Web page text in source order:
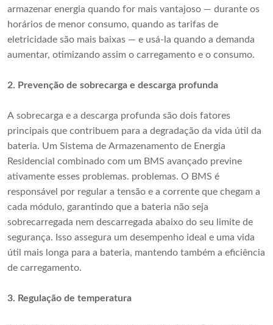
armazenar energia quando for mais vantajoso — durante os
horários de menor consumo, quando as tarifas de
eletricidade são mais baixas — e usá-la quando a demanda
aumentar, otimizando assim o carregamento e o consumo.
2. Prevenção de sobrecarga e descarga profunda
A sobrecarga e a descarga profunda são dois fatores
principais que contribuem para a degradação da vida útil da
bateria. Um Sistema de Armazenamento de Energia
Residencial combinado com um BMS avançado previne
ativamente esses problemas. problemas. O BMS é
responsável por regular a tensão e a corrente que chegam a
cada módulo, garantindo que a bateria não seja
sobrecarregada nem descarregada abaixo do seu limite de
segurança. Isso assegura um desempenho ideal e uma vida
útil mais longa para a bateria, mantendo também a eficiência
de carregamento.
3. Regulação de temperatura